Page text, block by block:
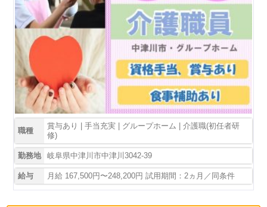
職種
賞与あり | 手当充実 | グループホーム | 介護職(初任者研
修)
勤務地 岐阜県中津川市中津川3042-39
給与 月給 167,500円〜248,200円 試用期間：2ヵ月／同条件